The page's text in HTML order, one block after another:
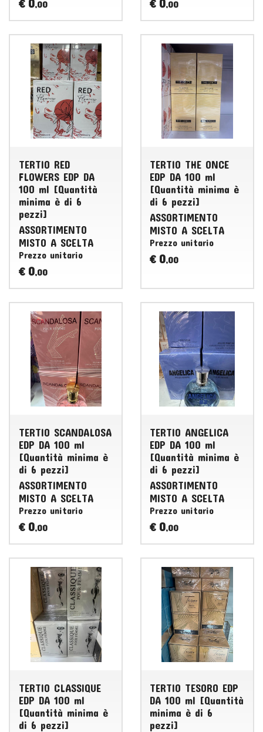
€ ,00 € ,00
TERTIO RED
FLOWERS EDP DA
100 ml [Quantità
minima è di 6
pezzi]
ASSORTIMENTO
MISTO A SCELTA
Prezzo unitario
€ 0,00
TERTIO THE ONCE
EDP DA 100 ml
[Quantità minima è
di 6 pezzi]
ASSORTIMENTO
MISTO A SCELTA
Prezzo unitario
€ 0,00
TERTIO SCANDALOSA
EDP DA 100 ml
[Quantità minima è
di 6 pezzi]
ASSORTIMENTO
MISTO A SCELTA
Prezzo unitario
€ 0,00
TERTIO ANGELICA
EDP DA 100 ml
[Quantità minima è
di 6 pezzi]
ASSORTIMENTO
MISTO A SCELTA
Prezzo unitario
€ 0,00
TERTIO CLASSIQUE
EDP DA 100 ml
[Quantità minima è
di 6 pezzi]
TERTIO TESORO EDP
DA 100 ml [Quantità
minima è di 6
pezzi]